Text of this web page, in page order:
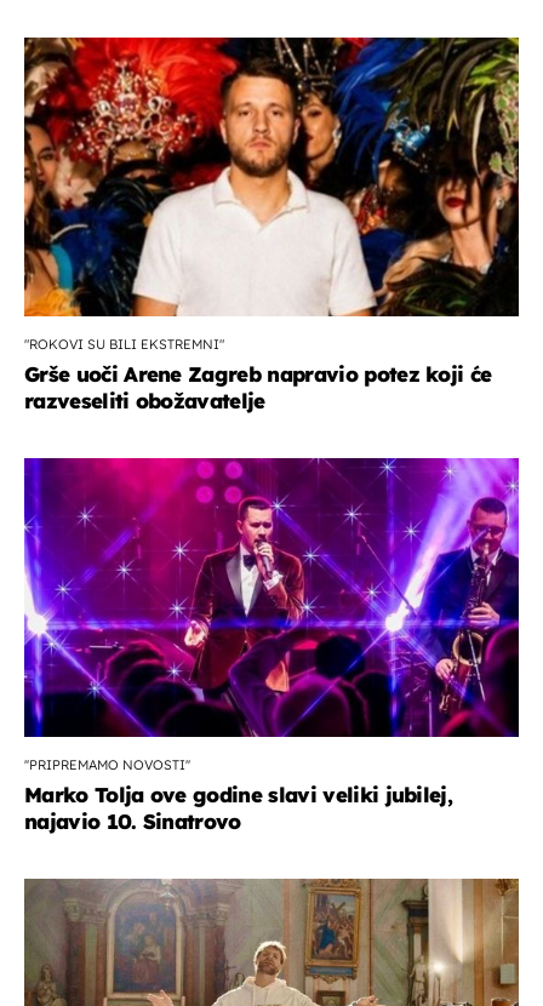
"ROKOVI SU BILI EKSTREMNI"
Grše uoči Arene Zagreb napravio potez koji će
razveseliti obožavatelje
''PRIPREMAMO NOVOSTI''
Marko Tolja ove godine slavi veliki jubilej,
najavio 10. Sinatrovo